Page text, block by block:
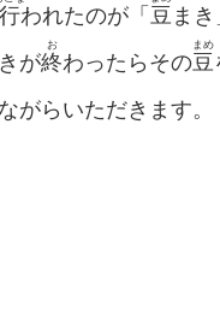
われたのが「 豆 まき
が終
お
わったらその豆
まめ
がらいただきます。